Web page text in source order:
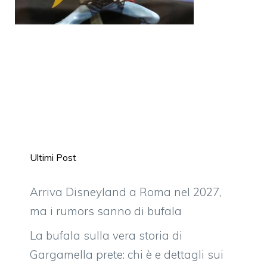
Ultimi Post
Arriva Disneyland a Roma nel 2027,
ma i rumors sanno di bufala
La bufala sulla vera storia di
Gargamella prete: chi è e dettagli sui